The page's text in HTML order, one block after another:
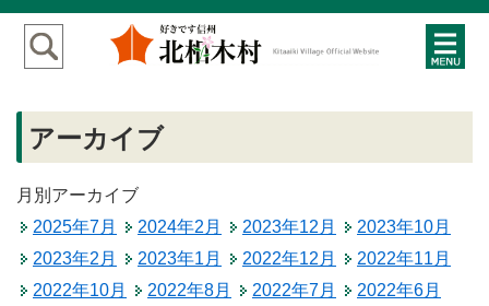
アーカイブ
月別アーカイブ
2025年7月
2024年2月 2023年12月
2023年10月
2023年2月
2023年1月 2022年12月
2022年11月
2022年10月
2022年8月 2022年7月
2022年6月